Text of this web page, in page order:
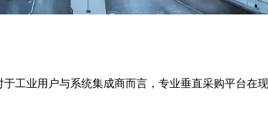
工业用户与系统集成商而言，专业垂直采购平台在